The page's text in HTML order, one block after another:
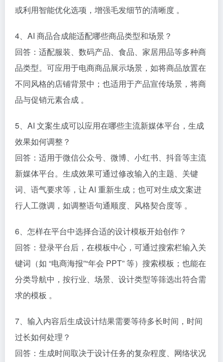
或利用智能优化选项，增强毛发细节的清晰度 。​
4、AI 商品合成能适配哪些商品类型和场景？​
回答：适配服装、数码产品、食品、家居用品等多种商
品类型。可应用于电商商品展示场景，如将商品放置在
不同风格的店铺背景中；也适用于产品宣传场景，将商
品与促销元素合成 。​
5、 AI 文案生成可以应用在哪些主流新媒体平台，生成
效果如何调整？​
回答：适用于微信公众号、微博、小红书、抖音等主流
新媒体平台。生成效果可通过修改输入的主题、关键
词、语气要求等，让 AI 重新生成；也可对生成文案进
行人工微调，如调整语句通顺度、风格契合度等 。​
6、怎样在平台中选择合适的设计模板开始创作？​
回答：登录平台后，在模板中心，可通过搜索栏输入关
键词（如 “电商海报”“年会 PPT” 等）搜索模板；也能在
分类导航中，按行业、场景、设计类型等筛选出符合需
求的模板 。​
7、输入内容后生成设计结果需要等待多长时间，时间
过长如何处理？​
回答：生成时间取决于设计任务的复杂程度、网络状况